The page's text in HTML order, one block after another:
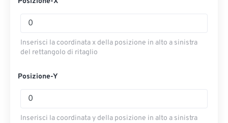
Inserisci la coordinata x della posizione in alto a sinistra
del rettangolo di ritaglio
Posizione-Y
Inserisci la coordinata y della posizione in alto a sinistra